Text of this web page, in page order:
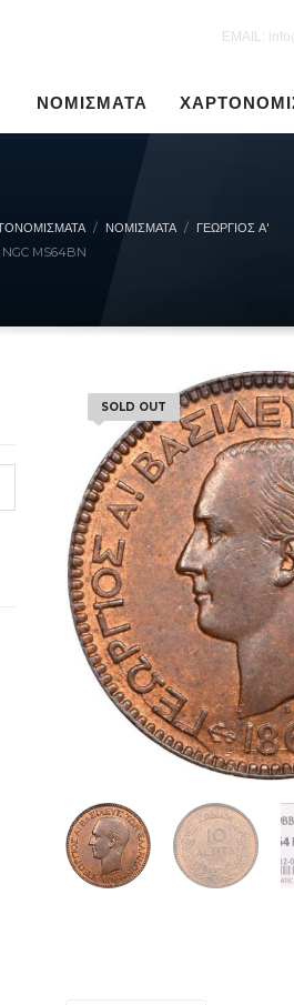
EMAIL:
ΝΟΜΙΣΜΑΤΑ
ΝΟΜΙΣΜΑΤΑ
ΓΕΏΡΓΙΟΣ Α'
MS64BN
SOLD OUT